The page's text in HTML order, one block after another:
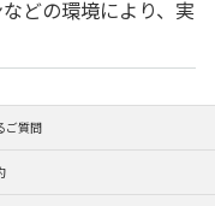
どの環境により、実
ご質問